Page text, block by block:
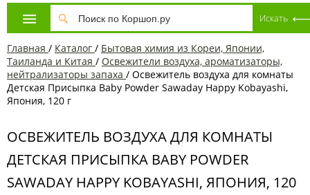
Главная / Каталог / Бытовая химия из Кореи, Японии,
Таиланда и Китая / Освежители воздуха, ароматизаторы,
нейтрализаторы запаха / Освежитель воздуха для комнаты
Детская Присыпка Baby Powder Sawaday Happy Kobayashi,
Япония, 120 г
ОСВЕЖИТЕЛЬ ВОЗДУХА ДЛЯ КОМНАТЫ
ДЕТСКАЯ ПРИСЫПКА BABY POWDER
SAWADAY HAPPY KOBAYASHI, ЯПОНИЯ, 120